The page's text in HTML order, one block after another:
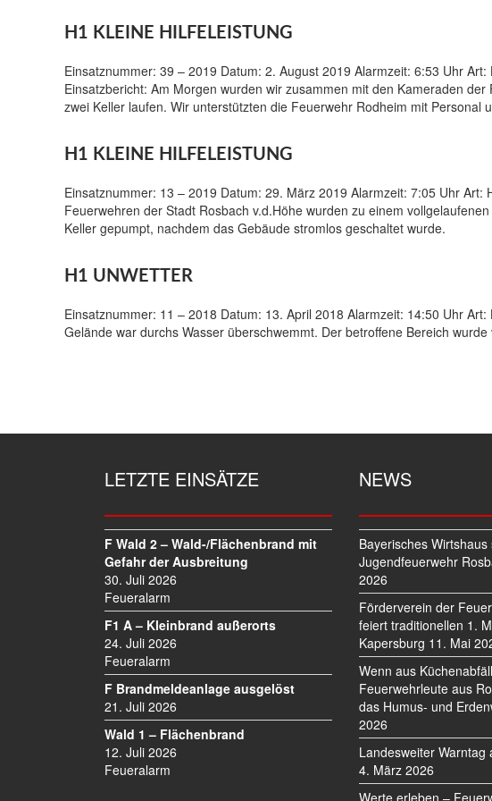
H1 KLEINE HILFELEISTUNG
Einsatznummer: 39 – 2019 Datum: 2. August 2019 Alarmzeit: 6:53 Uhr
Einsatzbericht: Am Morgen wurden wir zusammen mit den Kameraden
zwei Keller laufen. Wir unterstützten die Feuerwehr Rodheim mit
H1 KLEINE HILFELEISTUNG
Einsatznummer: 13 – 2019 Datum: 29. März 2019 Alarmzeit: 7:05 Uhr
Feuerwehren der Stadt Rosbach v.d.Höhe wurden zu einem
Keller gepumpt, nachdem das Gebäude stromlos geschaltet wurde.
H1 UNWETTER
Einsatznummer: 11 – 2018 Datum: 13. April 2018 Alarmzeit: 14:50 Uhr
Gelände war durchs Wasser überschwemmt. Der betroffene Bereich
LETZTE EINSÄTZE
F Wald 2 – Wald-/Flächenbrand mit
Gefahr der Ausbreitung
30. Juli 2026
Feueralarm
F1 A – Kleinbrand außerorts
24. Juli 2026
Feueralarm
F Brandmeldeanlage ausgelöst
21. Juli 2026
Wald 1 – Flächenbrand
12. Juli 2026
Feueralarm
NEWS
Bayerisches
Jugendfeuerwehr
2026
Förderverein der
feiert traditionellen 1.
Kapersburg 11. Mai
Wenn aus
Feuerwehrleute aus
das Humus- und
2026
Landesweiter Warntag
4. März 2026
Werte erleben –